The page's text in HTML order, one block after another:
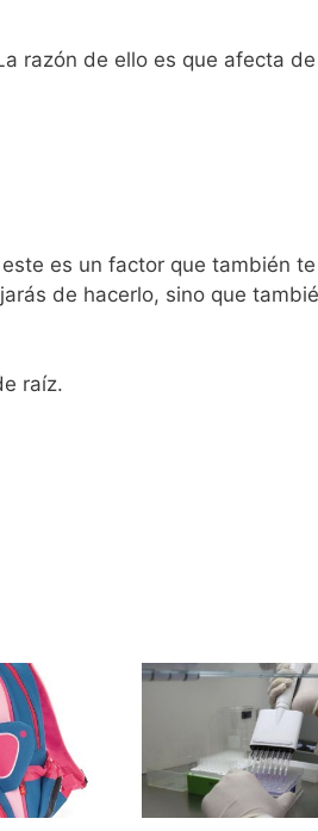
razón de ello es que afecta
es un factor que también
de hacerlo, sino que
raíz.